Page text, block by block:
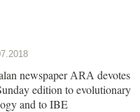
newspaper ARA devotes
edition to evolutionary
and to IBE